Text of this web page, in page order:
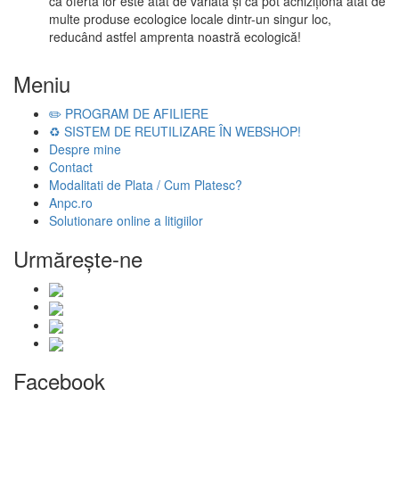
multe produse ecologice locale dintr-un singur loc,
reducând astfel amprenta noastră ecologică!
Meniu
✏️ PROGRAM DE AFILIERE
♻️ SISTEM DE REUTILIZARE ÎN WEBSHOP!
Despre mine
Contact
Modalitati de Plata / Cum Platesc?
Anpc.ro
Solutionare online a litigiilor
Urmăreşte-ne
Facebook